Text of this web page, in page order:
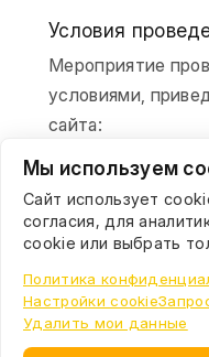
Условия
Мероприятие
условиями,
сайта:
О клубе
Регистрация на
Прохождение
Обработка
О бреветах и
Мы используем
Сайт использует
согласия, для
cookie или выбрать
Политика
Настройки cookie
Удалить мои данные